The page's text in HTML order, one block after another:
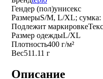
Гендер (пол)унисекс
РазмерыS/M, L/XL; сумка:
Подлежит маркировке
Размер одеждыL/XL
Плотность400 г/м²
Вес511.11 г
Описание